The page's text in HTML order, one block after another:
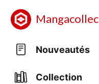
Mangacollec
Nouveautés
Collection